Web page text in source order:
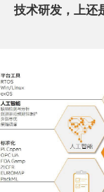
技术研发，上还